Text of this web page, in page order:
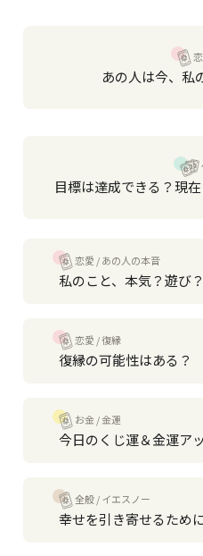
あの人は今、私
目標は達成できる？現
恋愛 あの人の本音
私のこと、本気？遊び？
恋愛 復縁
復縁の可能性はある？
お金 金運
今日のくじ運＆金運ア
全般 イエスノー
幸せを引き寄せるため